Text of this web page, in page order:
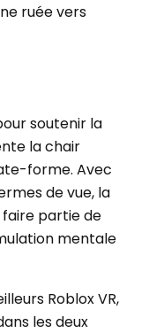
ruée vers
soutenir la
la chair
forme. Avec
de vue, la
faire partie de
mentale
Roblox VR,
les deux